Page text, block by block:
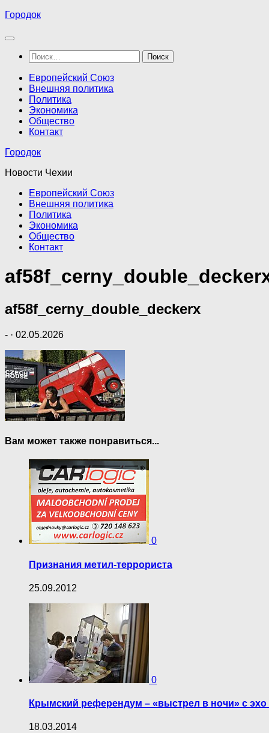
Перейти
содержимому
Городок
Найти:
Европейский Союз
Внешняя политика
Политика
Экономика
Общество
Контакт
Городок
Новости Чехии
Европейский Союз
Внешняя политика
Политика
Экономика
Общество
Контакт
af58f_cerny_double_deckerx
- · 02.05.2026
Вам может также понравиться...
0
Признания метил-террориста
25.09.2012
0
Крымский референдум – «выстрел в ночи» с
18.03.2014